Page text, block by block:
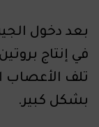
بعد دخول
تلف الأعصاب
بشكل كبير.